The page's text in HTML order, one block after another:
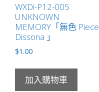
WXDi-P12-005
UNKNOWN
MEMORY「無色 Piece
Dissona 」
$1.00
加入購物車